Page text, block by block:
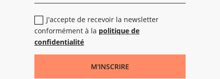
J'accepte de recevoir la newsletter
conformément à la politique de
confidentialité
M'INSCRIRE